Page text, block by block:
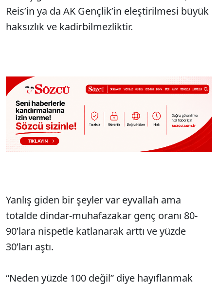
Reis’in ya da AK Gençlik’in eleştirilmesi büyük
haksızlık ve kadirbilmezliktir.
Yanlış giden bir şeyler var eyvallah ama
totalde dindar-muhafazakar genç oranı 80-
90’lara nispetle katlanarak arttı ve yüzde
30’ları aştı.
“Neden yüzde 100 değil” diye hayıflanmak